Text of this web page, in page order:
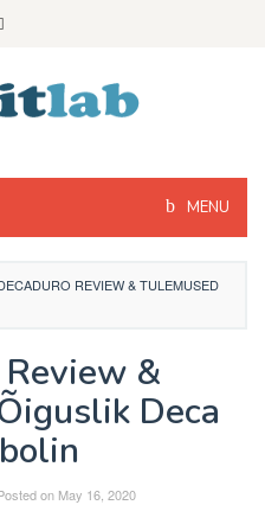
MENU
REVIEW & TULEMUSED
&
Deca
on May 16, 2020